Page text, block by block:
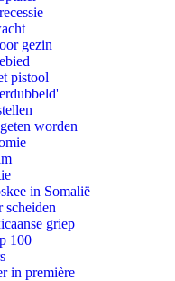
gezin
pistool
worden
in Somalië
griep
100
in première